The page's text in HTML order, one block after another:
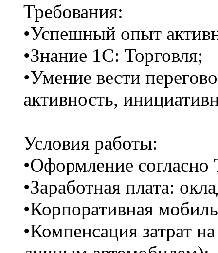
Требования:
•Успешный опыт
•Знание 1С: Торговля;
•Умение вести
активность,
Условия работы:
•Оформление
•Заработная плата:
•Корпоративная
•Компенсация затрат